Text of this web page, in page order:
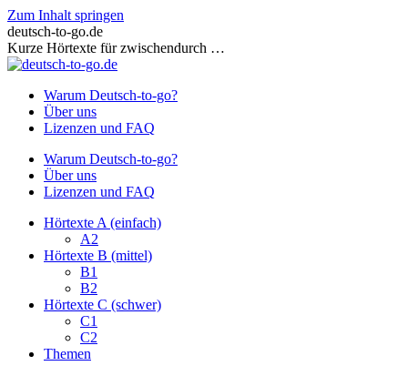
Zum Inhalt springen
deutsch-to-go.de
Kurze Hörtexte für zwischendurch …
Warum Deutsch-to-go?
Über uns
Lizenzen und FAQ
Warum Deutsch-to-go?
Über uns
Lizenzen und FAQ
Hörtexte A (einfach)
A2
Hörtexte B (mittel)
B1
B2
Hörtexte C (schwer)
C1
C2
Themen